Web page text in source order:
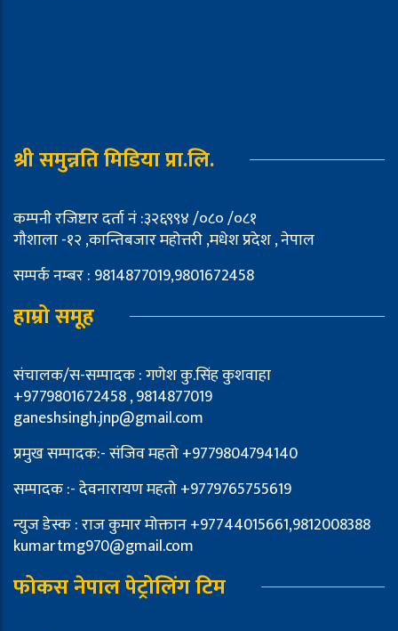
श्री समुन्नति मिडिया प्रा.लि.
कम्पनी रजिष्टार दर्ता नं :३२६९९४ /०८० /०८१
गौशाला -१२ ,कान्तिबजार महोत्तरी ,मधेश प्रदेश , नेपाल
सम्पर्क नम्बर : 9814877019,9801672458
हाम्रो समूह
संचालक/स-सम्पादक : गणेश कु.सिंह कुशवाहा
+9779801672458 , 9814877019
ganeshsingh.jnp@gmail.com
प्रमुख सम्पादक:- संजिव महतो +9779804794140
सम्पादक :- देवनारायण महतो +9779765755619
न्युज डेस्क : राज कुमार मोक्तान +97744015661,9812008388
kumartmg970@gmail.com
फोकस नेपाल पेट्रोलिंग टिम